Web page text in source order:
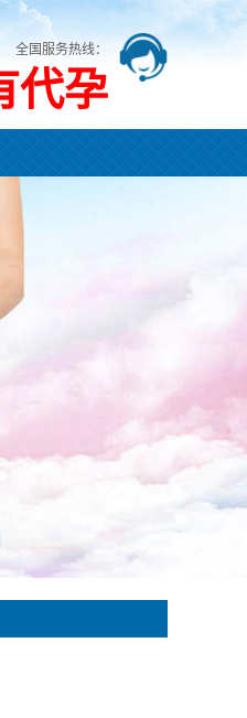
全国服务热线：
代孕